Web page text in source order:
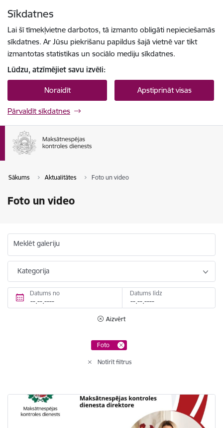
Sīkdatnes
Lai šī tīmekļvietne darbotos, tā izmanto obligāti nepieciešamās
sīkdatnes. Ar Jūsu piekrišanu papildus šajā vietnē var tikt
izmantotas statistikas un sociālo mediju sīkdatnes.
Lūdzu, atzīmējiet savu izvēli:
Noraidīt Apstiprināt visas
Pārvaldīt sīkdatnes
Sākums Aktualitātes Foto un video
Foto un video
Meklēt galeriju
Kategorija
Datums no Datums līdz
Aizvērt
Foto
Notīrīt filtrus